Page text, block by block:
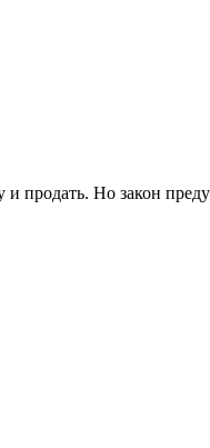
продать. Но закон